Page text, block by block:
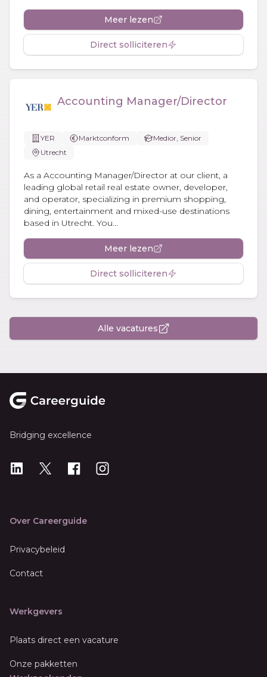
Meer lezen
Direct solliciteren
Accounting Manager/Director
YER Marktconform
Medior, Senior
Utrecht
As a Accounting Manager/Director at our client, a
leading global retail real estate owner, developer,
and operator, specializing in premium shopping,
dining, entertainment and mixed-use destinations
based in Utrecht. You...
Meer lezen
Direct solliciteren
Alle vacatures
Bridging excellence
LinkedIn
X Instagram
Over Careerguide
Privacybeleid
Contact
Werkgevers
Plaats direct een vacature
Onze pakketten